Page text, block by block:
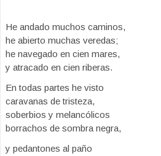
He andado muchos caminos,
he abierto muchas veredas;
he navegado en cien mares,
y atracado en cien riberas.
En todas partes he visto
caravanas de tristeza,
soberbios y melancólicos
borrachos de sombra negra,
y pedantones al paño